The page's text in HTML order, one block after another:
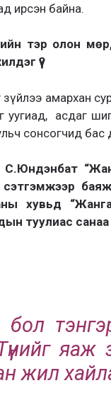
ирсэн байна.
тэр олон
үү?
амархан
уугиад, асдаг
сонсогчид бас
С.Юндэнбат
хувьд
туулиас
бол
жил